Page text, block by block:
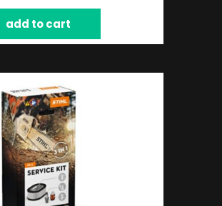
add to cart